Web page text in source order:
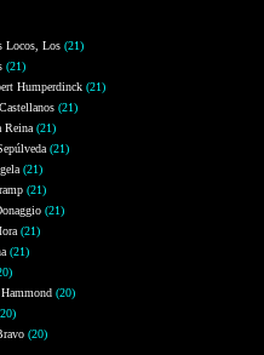
Locos, Los(21)
(21)
Humperdinck(21)
(21)
Reina(21)
(21)
(21)
(21)
(21)
(21)
(21)
Hammond(20)
(20)